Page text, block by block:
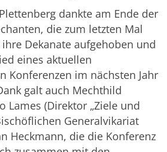
dankte am Ende der
die zum letzten Mal
Dekanate aufgehoben und
eines aktuellen
Konferenzen im nächsten Jahr
galt auch Mechthild
Lames (Direktor „Ziele und
Generalvikariat
Heckmann, die die Konferenz